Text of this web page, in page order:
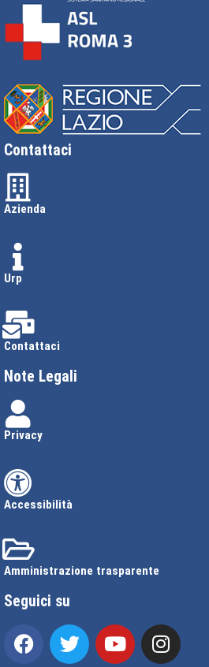
Contattaci
Azienda
Urp
Contattaci
Note Legali
Privacy
Accessibilità
Amministrazione trasparente
Seguici su